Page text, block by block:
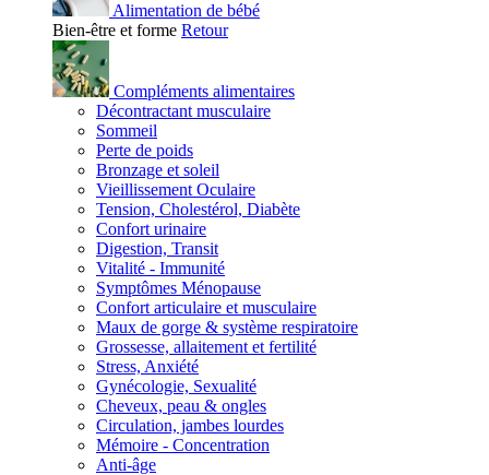
Alimentation de bébé
Bien-être et forme Retour
Compléments alimentaires
Décontractant musculaire
Sommeil
Perte de poids
Bronzage et soleil
Vieillissement Oculaire
Tension, Cholestérol, Diabète
Confort urinaire
Digestion, Transit
Vitalité - Immunité
Symptômes Ménopause
Confort articulaire et musculaire
Maux de gorge & système respiratoire
Grossesse, allaitement et fertilité
Stress, Anxiété
Gynécologie, Sexualité
Cheveux, peau & ongles
Circulation, jambes lourdes
Mémoire - Concentration
Anti-âge